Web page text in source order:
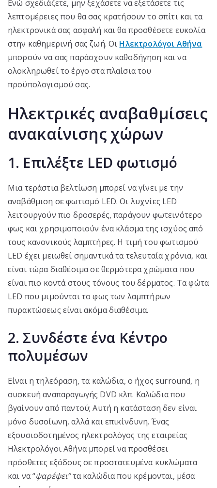
Ενώ σχεδιάζετε, μην ξεχάσετε να εξετάσετε τις
λεπτομέρειες που θα σας κρατήσουν το σπίτι και τα
ηλεκτρονικά σας ασφαλή και θα προσθέσετε ευκολία
στην καθημερινή σας ζωή. Οι Ηλεκτρολόγοι Αθήνα
μπορούν να σας παράσχουν καθοδήγηση και να
ολοκληρωθεί το έργο στα πλαίσια του
προϋπολογισμού σας.
Ηλεκτρικές αναβαθμίσεις
ανακαίνισης χώρων
1. Επιλέξτε LED φωτισμό
Μια τεράστια βελτίωση μπορεί να γίνει με την
αναβάθμιση σε φωτισμό LED. Οι λυχνίες LED
λειτουργούν πιο δροσερές, παράγουν φωτεινότερο
φως και χρησιμοποιούν ένα κλάσμα της ισχύος από
τους κανονικούς λαμπτήρες. Η τιμή του φωτισμού
LED έχει μειωθεί σημαντικά τα τελευταία χρόνια, και
είναι τώρα διαθέσιμα σε θερμότερα χρώματα που
είναι πιο κοντά στους τόνους του δέρματος. Τα φώτα
LED που μιμούνται το φως των λαμπτήρων
πυρακτώσεως είναι ακόμα διαθέσιμα.
2. Συνδέστε ένα Κέντρο
πολυμέσων
Είναι η τηλεόραση, τα καλώδια, ο ήχος surround, η
συσκευή αναπαραγωγής DVD κλπ. Καλώδια που
βγαίνουν από παντού; Αυτή η κατάσταση δεν είναι
μόνο δυσοίωνη, αλλά και επικίνδυνη. Ένας
εξουσιοδοτημένος ηλεκτρολόγος της εταιρείας
Ηλεκτρολόγοι Αθήνα μπορεί να προσθέσει
πρόσθετες εξόδους σε προστατευμένα κυκλώματα
και να “ψαρέψει”τα καλώδια που κρέμονται, μέσα